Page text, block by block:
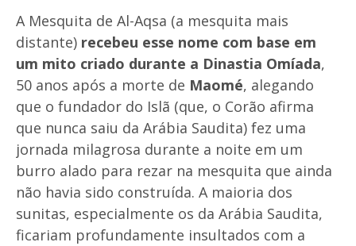
A Mesquita de Al-Aqsa (a mesquita mais
distante) recebeu esse nome com base em
um mito criado durante a Dinastia Omíada,
50 anos após a morte de Maomé, alegando
que o fundador do Islã (que, o Corão afirma
que nunca saiu da Arábia Saudita) fez uma
jornada milagrosa durante a noite em um
burro alado para rezar na mesquita que ainda
não havia sido construída. A maioria dos
sunitas, especialmente os da Arábia Saudita,
ficariam profundamente insultados com a